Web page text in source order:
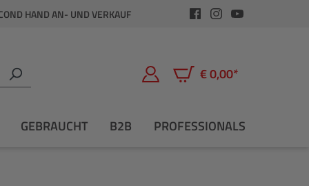
HAND AN- UND VERKAUF
€ 0,00*
Warenkorb enthält 0
GEBRAUCHT B2B PROFESSIONALS